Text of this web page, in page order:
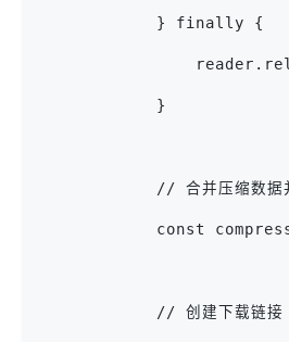
            } finally {
            }
// 合并压缩数据
const
            // 创建下载链接